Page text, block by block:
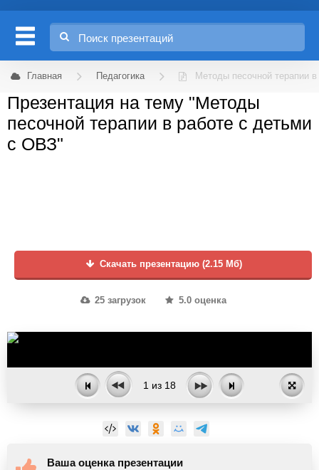
Главная Педагогика Методы песочной терапии
Презентация на тему "Методы
песочной терапии в работе с детьми
с ОВЗ"
Скачать презентацию (2.15 Мб)
25 загрузок 5.0 оценка
1 из 18
Ваша оценка презентации